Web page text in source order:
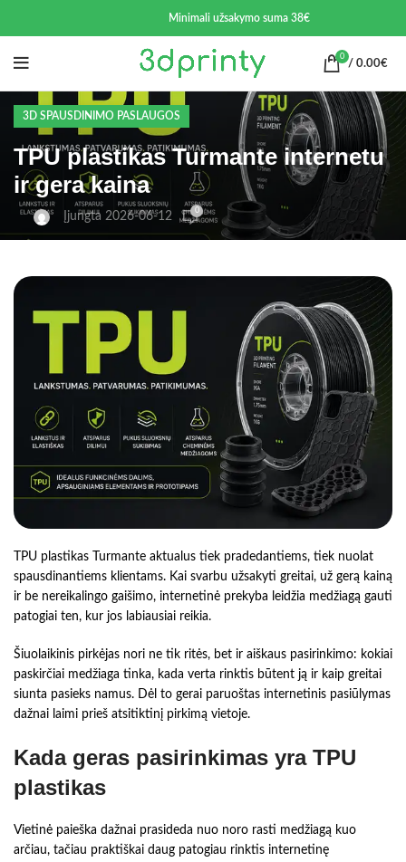
Minimali užsakymo suma 38€
0
/ 0.00€
3D SPAUSDINIMO PASLAUGOS
TPU plastikas Turmante internetu
ir gera kaina
Įjungta 2026-06-12 0
TPU plastikas Turmante aktualus tiek pradedantiems, tiek nuolat
spausdinantiems klientams. Kai svarbu užsakyti greitai, už gerą kainą
ir be nereikalingo gaišimo, internetinė prekyba leidžia medžiagą gauti
patogiai ten, kur jos labiausiai reikia.
Šiuolaikinis pirkėjas nori ne tik ritės, bet ir aiškaus pasirinkimo: kokiai
paskirčiai medžiaga tinka, kada verta rinktis būtent ją ir kaip greitai
siunta pasieks namus. Dėl to gerai paruoštas internetinis pasiūlymas
dažnai laimi prieš atsitiktinį pirkimą vietoje.
Kada geras pasirinkimas yra TPU
plastikas
Vietinė paieška dažnai prasideda nuo noro rasti medžiagą kuo
arčiau, tačiau praktiškai daug patogiau rinktis internetinę